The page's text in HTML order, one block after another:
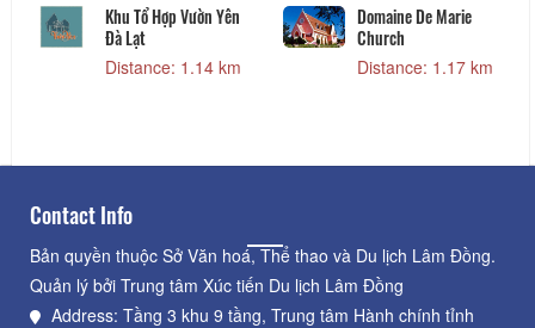
Khu Tổ Hợp Vườn Yên
Đà Lạt
Distance: 1.14 km
Domaine De Marie
Church
Distance: 1.17 km
Contact Info
Bản quyền thuộc Sở Văn hoá, Thể thao và Du lịch Lâm Đồng.
Quản lý bởi Trung tâm Xúc tiến Du lịch Lâm Đồng
Address: Tầng 3 khu 9 tầng, Trung tâm Hành chính tỉnh